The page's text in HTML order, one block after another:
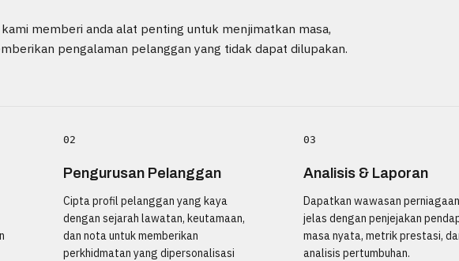
memberi anda alat penting untuk menjimatkan masa,
pengalaman pelanggan yang tidak dapat dilupakan.
02
Pengurusan Pelanggan
Cipta profil pelanggan yang kaya
dengan sejarah lawatan, keutamaan,
dan nota untuk memberikan
perkhidmatan yang dipersonalisasi
03
Analisis & Laporan
Dapatkan wawasan
jelas dengan penjejakan
masa nyata, metrik prestasi,
analisis pertumbuhan.